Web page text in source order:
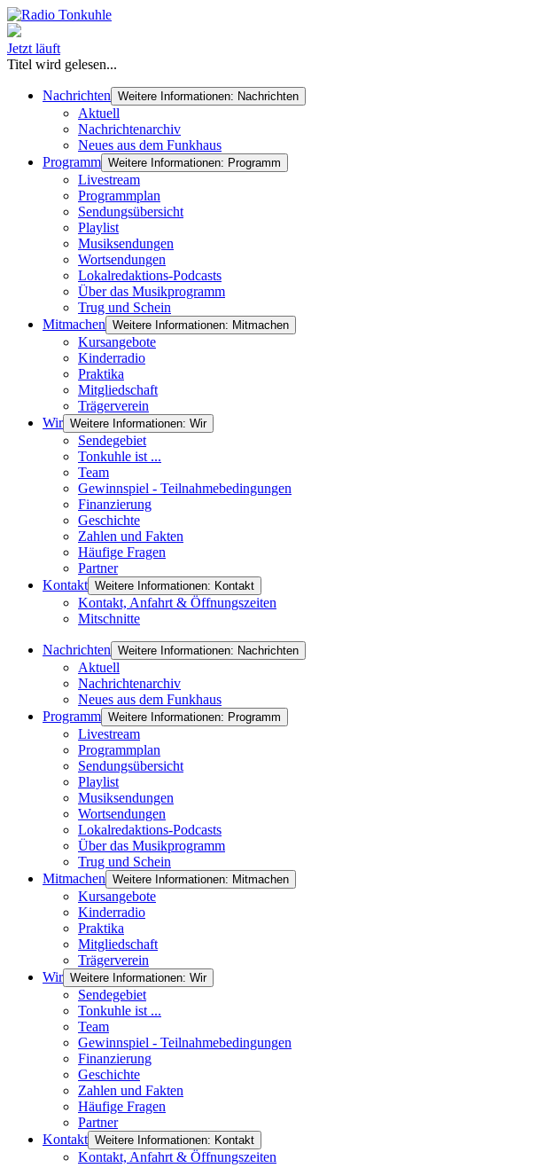
Jetzt läuft
Titel wird gelesen...
Nachrichten Weitere Informationen: Nachrichten
Aktuell
Nachrichtenarchiv
Neues aus dem Funkhaus
Programm Weitere Informationen: Programm
Livestream
Programmplan
Sendungsübersicht
Playlist
Musiksendungen
Wortsendungen
Lokalredaktions-Podcasts
Über das Musikprogramm
Trug und Schein
Mitmachen Weitere Informationen: Mitmachen
Kursangebote
Kinderradio
Praktika
Mitgliedschaft
Trägerverein
Wir Weitere Informationen: Wir
Sendegebiet
Tonkuhle ist ...
Team
Gewinnspiel - Teilnahmebedingungen
Finanzierung
Geschichte
Zahlen und Fakten
Häufige Fragen
Partner
Kontakt Weitere Informationen: Kontakt
Kontakt, Anfahrt & Öffnungszeiten
Mitschnitte
Nachrichten Weitere Informationen: Nachrichten
Aktuell
Nachrichtenarchiv
Neues aus dem Funkhaus
Programm Weitere Informationen: Programm
Livestream
Programmplan
Sendungsübersicht
Playlist
Musiksendungen
Wortsendungen
Lokalredaktions-Podcasts
Über das Musikprogramm
Trug und Schein
Mitmachen Weitere Informationen: Mitmachen
Kursangebote
Kinderradio
Praktika
Mitgliedschaft
Trägerverein
Wir Weitere Informationen: Wir
Sendegebiet
Tonkuhle ist ...
Team
Gewinnspiel - Teilnahmebedingungen
Finanzierung
Geschichte
Zahlen und Fakten
Häufige Fragen
Partner
Kontakt Weitere Informationen: Kontakt
Kontakt, Anfahrt & Öffnungszeiten